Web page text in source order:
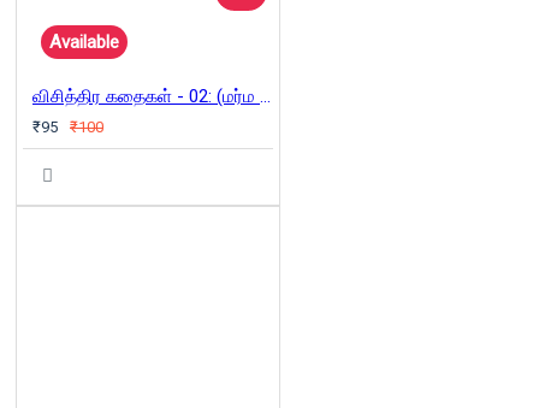
Available
விசித்திர கதைகள் - 02: (மர்ம இராட்சதர்கள்)
₹95 ₹100